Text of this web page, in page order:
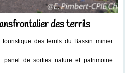
des terrils
des terrils du Bassin minier
panel de sorties nature et patrimoine